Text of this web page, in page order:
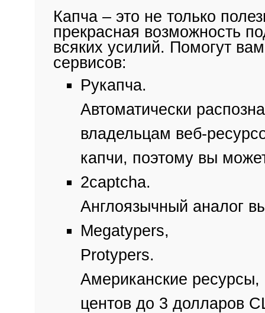
Капча – это не только
прекрасная возможность
всяких усилий. Помогут
сервисов:
Рукапча.
Автоматически
владельцам веб-
капчи, поэтому вы
2captcha.
Англоязычный аналог
Megatypers,
Protypers.
Американские ресурсы,
центов до 3 долларов